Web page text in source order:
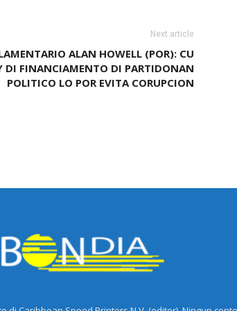
Next article
ALAN HOWELL (POR): CU
DI FINANCIAMENTO DI PARTIDONAN
POLITICO LO POR EVITA CORUPCION